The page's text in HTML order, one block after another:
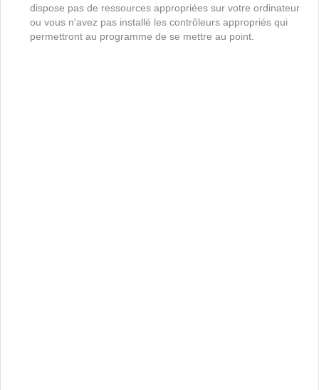
dispose pas de ressources appropriées sur votre ordinateur
ou vous n'avez pas installé les contrôleurs appropriés qui
permettront au programme de se mettre au point.